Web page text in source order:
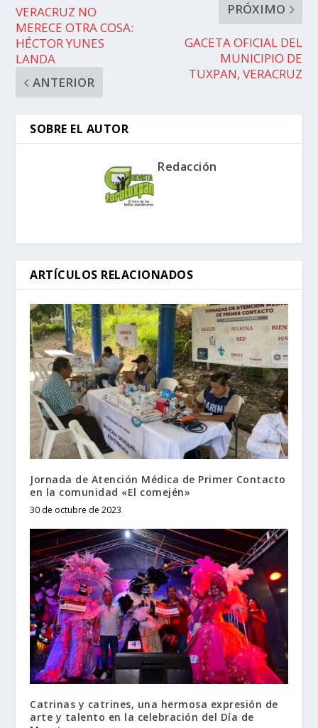
VERACRUZ NO
MERECE OTRA COSA:
HÉCTOR YUNES
LANDA
ANTERIOR
PRÓXIMO
GACETA OFICIAL DEL
MUNICIPIO DE
TUXPAN, VERACRUZ
SOBRE EL AUTOR
Redacción
ARTÍCULOS RELACIONADOS
Jornada de Atención Médica de Primer Contacto
en la comunidad «El comején»
30 de octubre de 2023
Catrinas y catrines, una hermosa expresión de
arte y talento en la celebración del Día de